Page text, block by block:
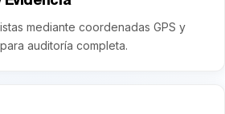
mediante coordenadas GPS y
auditoría completa.